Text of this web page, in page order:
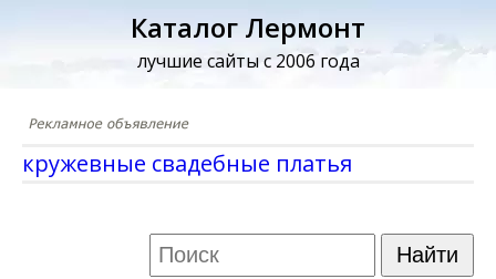
Каталог Лермонт
лучшие сайты с 2006 года
кружевные свадебные платья